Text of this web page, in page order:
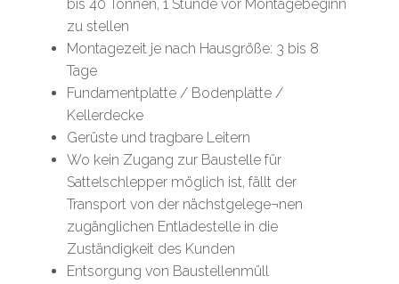
bis 40 Tonnen, 1 Stunde vor Montagebeginn
zu stellen
Montagezeit je nach Hausgröße: 3 bis 8
Tage
Fundamentplatte / Bodenplatte /
Kellerdecke
Gerüste und tragbare Leitern
Wo kein Zugang zur Baustelle für
Sattelschlepper möglich ist, fällt der
Transport von der nächstgelege¬nen
zugänglichen Entladestelle in die
Zuständigkeit des Kunden
Entsorgung von Baustellenmüll